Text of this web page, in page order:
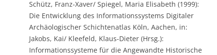
Schütz, Franz-Xaver/ Spiegel, Maria Elisabeth (1999):
Die Entwicklung des Informationssystems Digitaler
Archäologischer Schichtenatlas Köln, Aachen, in:
Jakobs, Kai/ Kleefeld, Klaus-Dieter (Hrsg.):
Informationssysteme für die Angewandte Historische